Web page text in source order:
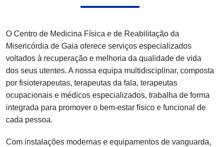
O Centro de Medicina Física e de Reabilitação da
Misericórdia de Gaia oferece serviços especializados
voltados à recuperação e melhoria da qualidade de vida
dos seus utentes. A nossa equipa multidisciplinar, composta
por fisioterapeutas, terapeutas da fala, terapeutas
ocupacionais e médicos especializados, trabalha de forma
integrada para promover o bem-estar físico e funcional de
cada pessoa.
Com instalações modernas e equipamentos de vanguarda,